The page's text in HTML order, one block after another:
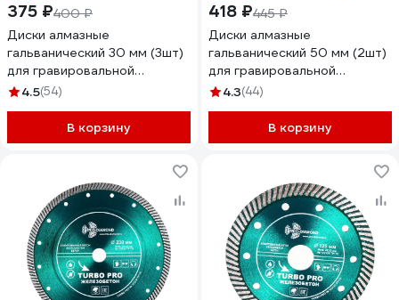
375 ₽400 ₽
Диски алмазные
гальванический 30 мм (3шт)
для гравировальной
машинки, TRIO-DIAMOND
4.5(54)
В корзину
418 ₽445 ₽
Диски алмазные
гальванический 50 мм (2шт)
для гравировальной
машинки, TRIO-DIAMOND
4.3(44)
В корзину